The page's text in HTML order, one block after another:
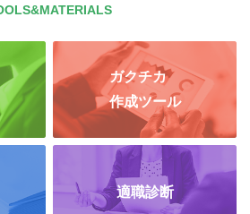
ガクチカ
作成ツール
適職診断